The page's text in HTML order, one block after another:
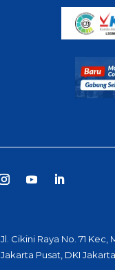
Jl. Cikini Raya No. 71 Kec,
Jakarta Pusat, DKI